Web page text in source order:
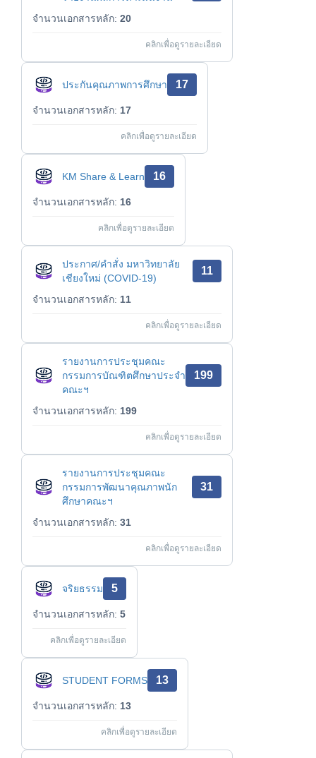
จำนวนเอกสารหลัก: 20
คลิกเพื่อดูรายละเอียด
ประกันคุณภาพการศึกษา 17
จำนวนเอกสารหลัก: 17
คลิกเพื่อดูรายละเอียด
KM Share & Learn 16
จำนวนเอกสารหลัก: 16
คลิกเพื่อดูรายละเอียด
ประกาศ/คำสั่ง มหาวิทยาลัย
เชียงใหม่ (COVID-19)
11
จำนวนเอกสารหลัก: 11
คลิกเพื่อดูรายละเอียด
รายงานการประชุมคณะ
กรรมการบัณฑิตศึกษาประจำ
คณะฯ
199
จำนวนเอกสารหลัก: 199
คลิกเพื่อดูรายละเอียด
รายงานการประชุมคณะ
กรรมการพัฒนาคุณภาพนัก
ศึกษาคณะฯ
31
จำนวนเอกสารหลัก: 31
คลิกเพื่อดูรายละเอียด
จริยธรรม 5
จำนวนเอกสารหลัก: 5
คลิกเพื่อดูรายละเอียด
STUDENT FORMS 13
จำนวนเอกสารหลัก: 13
คลิกเพื่อดูรายละเอียด